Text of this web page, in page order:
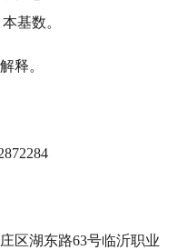
基数。
释。
区湖东路63号临沂职业